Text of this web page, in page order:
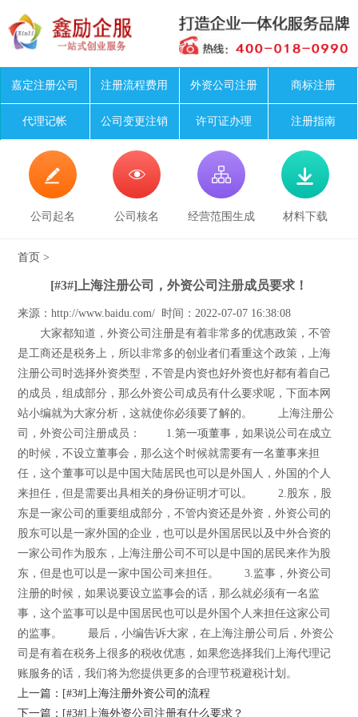
嘉定注册公司 注册流程费用 外资公司注册 商标注册
代理记帐 公司变更注销 许可证办理 注册指南

公司起名

公司核名

经营范围生成

材料下载
首页 >
[#3#]上海注册公司，外资公司注册成员要求！
来源：http://www.baidu.com/ 时间：2022-07-07 16:38:08
大家都知道，外资公司注册是有着非常多的优惠政策，不管
是工商还是税务上，所以非常多的创业者们看重这个政策，上海
注册公司时选择外资类型，不管是内资也好外资也好都有着自己
的成员，组成部分，那么外资公司成员有什么要求呢，下面本网
站小编就为大家分析，这就使你必须要了解的。 上海注册公
司，外资公司注册成员： 1.第一项董事，如果说公司在成立
的时候，不设立董事会，那么这个时候就需要有一名董事来担
任，这个董事可以是中国大陆居民也可以是外国人，外国的个人
来担任，但是需要出具相关的身份证明才可以。 2.股东，股
东是一家公司的重要组成部分，不管内资还是外资，外资公司的
股东可以是一家外国的企业，也可以是外国居民以及中外合资的
一家公司作为股东，上海注册公司不可以是中国的居民来作为股
东，但是也可以是一家中国公司来担任。 3.监事，外资公司
注册的时候，如果说要设立监事会的话，那么就必须有一名监
事，这个监事可以是中国居民也可以是外国个人来担任这家公司
的监事。 最后，小编告诉大家，在上海注册公司后，外资公
司是有着在税务上很多的税收优惠，如果您选择我们上海代理记
账服务的话，我们将为您提供更多的合理节税避税计划。
上一篇：[#3#]上海注册外资公司的流程
下一篇：[#3#]上海外资公司注册有什么要求？